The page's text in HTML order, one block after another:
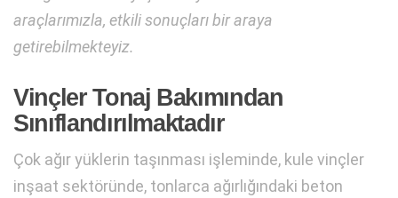
araçlarımızla, etkili sonuçları bir araya
getirebilmekteyiz.
Vinçler Tonaj Bakımından
Sınıflandırılmaktadır
Çok ağır yüklerin taşınması işleminde, kule vinçler
inşaat sektöründe, tonlarca ağırlığındaki beton